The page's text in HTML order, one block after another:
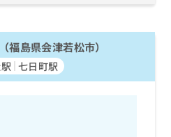
福島県会津若松市）
七日町駅